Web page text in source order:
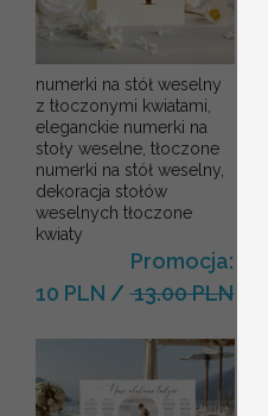
numerki na stół weselny
z tłoczonymi kwiatami,
eleganckie numerki na
stoły weselne, tłoczone
numerki na stół weselny,
dekoracja stołów
weselnych tłoczone
kwiaty
Promocja:
10 PLN /13.00 PLN